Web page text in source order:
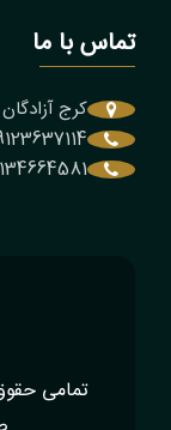
تماس با ما
کرج
تمامی